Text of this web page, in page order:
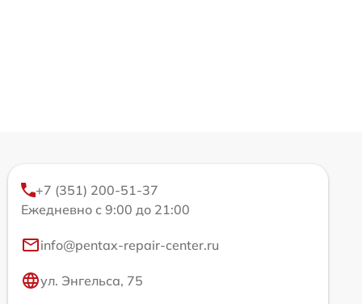
+7 (351) 200-51-37
Ежедневно с 9:00 до 21:00
info@pentax-repair-center.ru
ул. Энгельса, 75